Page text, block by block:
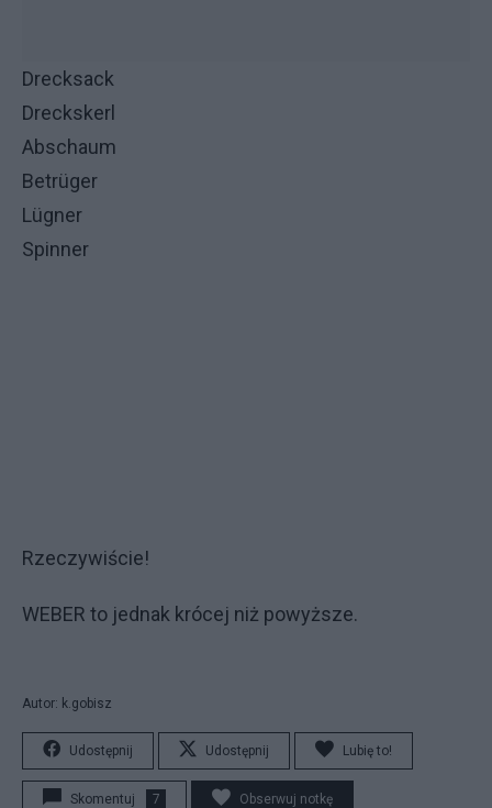
Drecksack
Dreckskerl
Abschaum
Betrüger
Lügner
Spinner
Rzeczywiście!
WEBER to jednak krócej niż powyższe.
Autor: k.gobisz
Udostępnij Udostępnij Lubię to!
Skomentuj 7 Obserwuj notkę